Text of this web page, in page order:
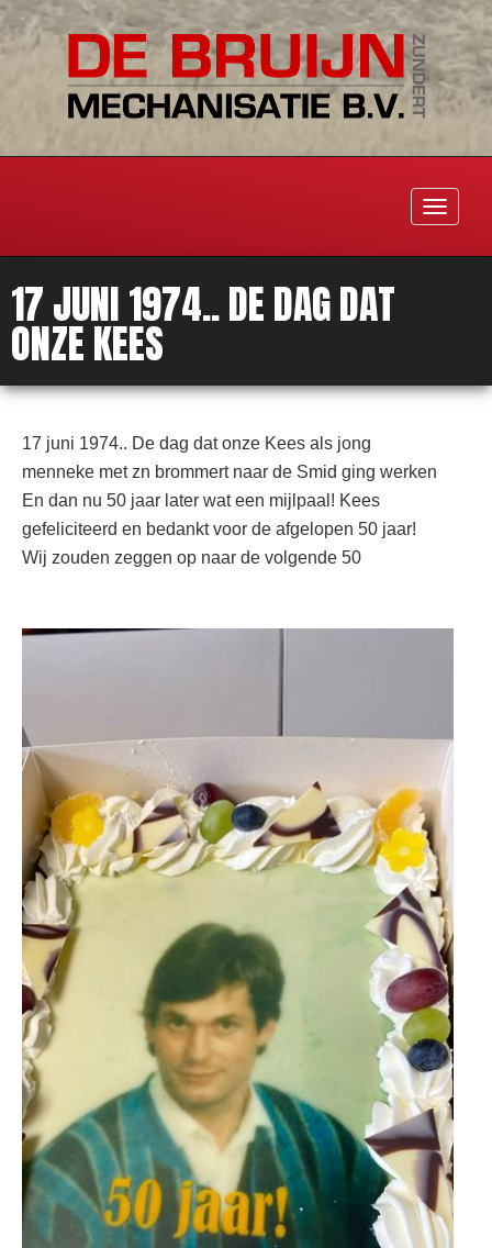
Toggle
17 JUNI 1974.. DE DAG DAT
ONZE KEES
17 juni 1974.. De dag dat onze Kees als jong
menneke met zn brommert naar de Smid ging werken
En dan nu 50 jaar later wat een mijlpaal! Kees
gefeliciteerd en bedankt voor de afgelopen 50 jaar!
Wij zouden zeggen op naar de volgende 50